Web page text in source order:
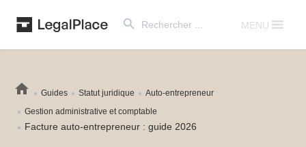
for:
MENU
Guides Statut juridique
Auto-entrepreneur
Gestion administrative et comptable
Facture auto-entrepreneur : guide 2026